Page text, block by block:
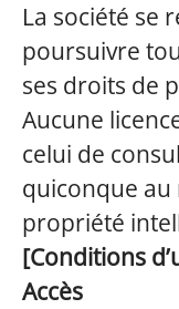
La société se
poursuivre
ses droits de
Aucune
celui de
quiconque au
propriété
[Conditions
Accès